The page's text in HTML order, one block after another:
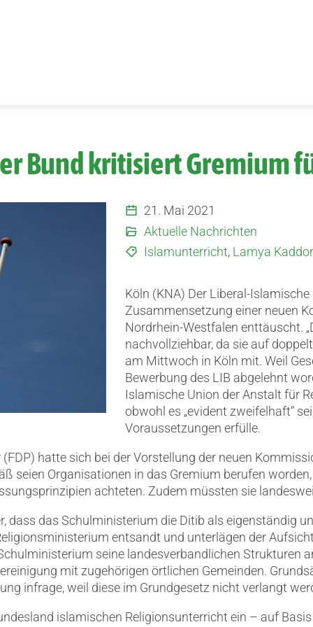
Bund kritisiert Gremium
21. Mai 2021
Aktuelle Nachrichten
Islamunterricht, Lamya Kaddor
Köln (KNA) Der Liberal-
Zusammensetzung einer neuen
Nordrhein-Westfalen enttäuscht.
nachvollziehbar, da sie auf
am Mittwoch in Köln mit. Weil
Bewerbung des LIB abgelehnt
Islamische Union der Anstalt für
obwohl es „evident zweifelhaft“
Voraussetzungen erfülle.
hatte sich bei der Vorstellung der neuen
seien Organisationen in das Gremium berufen
achteten. Zudem müssten sie
dass das Schulministerium die Ditib als eigenständig
entsandt und unterlägen der
seine landesverbandlichen Strukturen
mit zugehörigen örtlichen Gemeinden.
infrage, weil diese im Grundgesetz nicht verlangt
islamischen Religionsunterricht ein – auf